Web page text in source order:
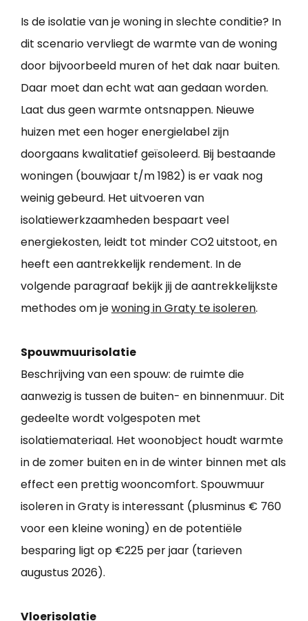
Is de isolatie van je woning in slechte conditie? In
dit scenario vervliegt de warmte van de woning
door bijvoorbeeld muren of het dak naar buiten.
Daar moet dan echt wat aan gedaan worden.
Laat dus geen warmte ontsnappen. Nieuwe
huizen met een hoger energielabel zijn
doorgaans kwalitatief geïsoleerd. Bij bestaande
woningen (bouwjaar t/m 1982) is er vaak nog
weinig gebeurd. Het uitvoeren van
isolatiewerkzaamheden bespaart veel
energiekosten, leidt tot minder CO2 uitstoot, en
heeft een aantrekkelijk rendement. In de
volgende paragraaf bekijk jij de aantrekkelijkste
methodes om jewoning in Graty te isoleren.
Spouwmuurisolatie
Beschrijving van een spouw: de ruimte die
aanwezig is tussen de buiten- en binnenmuur. Dit
gedeelte wordt volgespoten met
isolatiemateriaal. Het woonobject houdt warmte
in de zomer buiten en in de winter binnen met als
effect een prettig wooncomfort. Spouwmuur
isoleren in Graty is interessant (plusminus € 760
voor een kleine woning) en de potentiële
besparing ligt op €225 per jaar (tarieven
augustus 2026).
Vloerisolatie